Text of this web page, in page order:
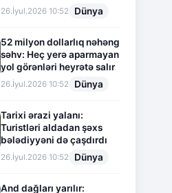
26.İyul.2026 10:52 Dünya
52 milyon dollarlıq nəhəng
səhv: Heç yerə aparmayan
yol görənləri heyrətə salır
26.İyul.2026 10:52 Dünya
Tarixi ərazi yalanı:
Turistləri aldadan şəxs
bələdiyyəni də çaşdırdı
26.İyul.2026 10:52 Dünya
And dağları yarılır: